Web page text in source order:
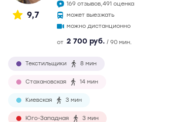
9,7
169 отзывов,491 оценка
может выезжать
можно дистанционно
от 2 700 руб. / 90 мин.
Текстильщики 8 мин
Стахановская 14 мин
Киевская 3 мин
Юго-Западная 3 мин